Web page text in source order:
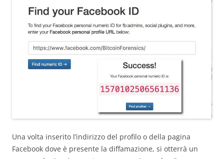
Una volta inserito l’indirizzo del profilo o della pagina
Facebook dove è presente la diffamazione, si otterrà un